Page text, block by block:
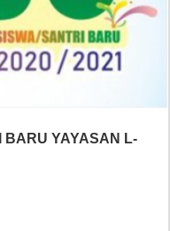
BARU YAYASAN L-